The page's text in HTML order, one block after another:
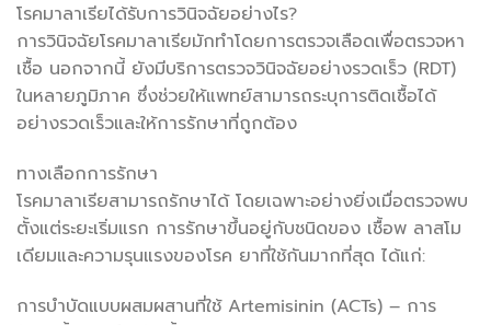
โรคมาลาเรียได้รับการวินิจฉัยอย่างไร?
การวินิจฉัยโรคมาลาเรียมักทำโดยการตรวจเลือดเพื่อตรวจหา
เชื้อ นอกจากนี้ ยังมีบริการตรวจวินิจฉัยอย่างรวดเร็ว (RDT)
ในหลายภูมิภาค ซึ่งช่วยให้แพทย์สามารถระบุการติดเชื้อได้
อย่างรวดเร็วและให้การรักษาที่ถูกต้อง
ทางเลือกการรักษา
โรคมาลาเรียสามารถรักษาได้ โดยเฉพาะอย่างยิ่งเมื่อตรวจพบ
ตั้งแต่ระยะเริ่มแรก การรักษาขึ้นอยู่กับชนิดของ เชื้อพ ลาสโม
เดียมและความรุนแรงของโรค ยาที่ใช้กันมากที่สุด ได้แก่:
การบำบัดแบบผสมผสานที่ใช้ Artemisinin (ACTs) – การ